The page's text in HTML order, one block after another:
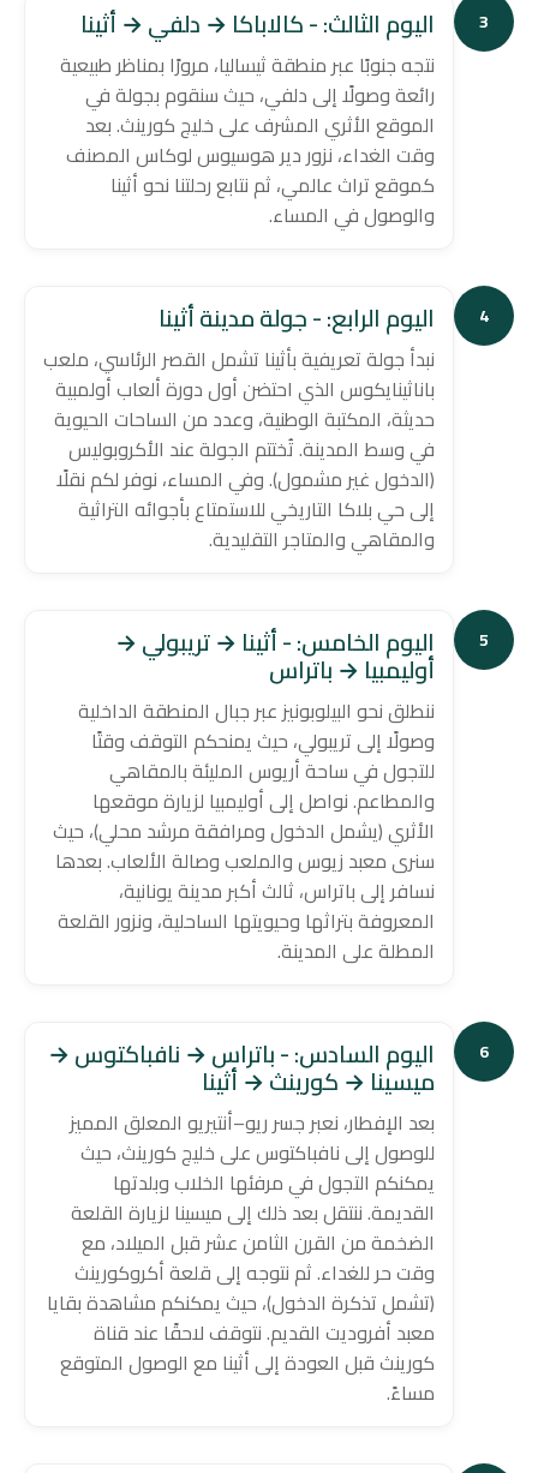
3 اليوم الثالث: - كالاباكا → دلفي → أثينا
نتجه جنوبًا عبر منطقة ثيساليا، مرورًا بمناظر طبيعية
رائعة وصولًا إلى دلفي، حيث سنقوم بجولة في
الموقع الأثري المشرف على خليج كورينث. بعد
وقت الغداء، نزور دير هوسيوس لوكاس المصنف
كموقع تراث عالمي، ثم نتابع رحلتنا نحو أثينا
والوصول في المساء.
4 اليوم الرابع: - جولة مدينة أثينا
نبدأ جولة تعريفية بأثينا تشمل القصر الرئاسي، ملعب
باناثينايكوس الذي احتضن أول دورة ألعاب أولمبية
حديثة، المكتبة الوطنية، وعدد من الساحات الحيوية
في وسط المدينة. تُختتم الجولة عند الأكروبوليس
(الدخول غير مشمول). وفي المساء، نوفر لكم نقلًا
إلى حي بلاكا التاريخي للاستمتاع بأجوائه التراثية
والمقاهي والمتاجر التقليدية.
5 اليوم الخامس: - أثينا → تريبولي →
أوليمبيا → باتراس
ننطلق نحو البيلوبونيز عبر جبال المنطقة الداخلية
وصولًا إلى تريبولي، حيث يمنحكم التوقف وقتًا
للتجول في ساحة أريوس المليئة بالمقاهي
والمطاعم. نواصل إلى أوليمبيا لزيارة موقعها
الأثري (يشمل الدخول ومرافقة مرشد محلي)، حيث
سنرى معبد زيوس والملعب وصالة الألعاب. بعدها
نسافر إلى باتراس، ثالث أكبر مدينة يونانية،
المعروفة بتراثها وحيويتها الساحلية، ونزور القلعة
المطلة على المدينة.
6 اليوم السادس: - باتراس → نافباكتوس →
ميسينا → كورينث → أثينا
بعد الإفطار، نعبر جسر ريو–أنتيريو المعلق المميز
للوصول إلى نافباكتوس على خليج كورينث، حيث
يمكنكم التجول في مرفئها الخلاب وبلدتها
القديمة. ننتقل بعد ذلك إلى ميسينا لزيارة القلعة
الضخمة من القرن الثامن عشر قبل الميلاد، مع
وقت حر للغداء. ثم نتوجه إلى قلعة أكروكورينث
(تشمل تذكرة الدخول)، حيث يمكنكم مشاهدة بقايا
معبد أفروديت القديم. نتوقف لاحقًا عند قناة
كورينث قبل العودة إلى أثينا مع الوصول المتوقع
مساءً.